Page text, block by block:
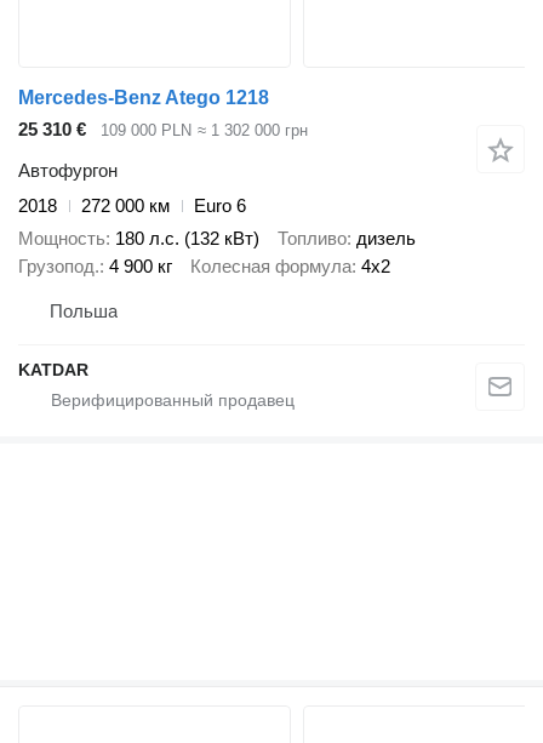
Mercedes-Benz Atego 1218
25 310 €
109 000 PLN ≈ 1 302 000 грн
Автофургон
2018
272 000 км
Euro 6
Мощность 180 л.с. (132 кВт) Топливо дизель
Грузопод. 4 900 кг Колесная формула 4x2
Польша
KATDAR